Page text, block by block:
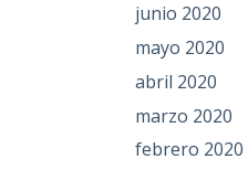
junio 2020
mayo 2020
abril 2020
marzo 2020
febrero 2020